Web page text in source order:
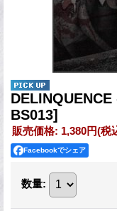
BS013]
販売価格: 1,380円(税
Facebookでシェア
数量: